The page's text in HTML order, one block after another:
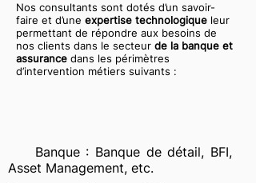
Nos consultants sont dotés d’un savoir-
faire et d’une expertise technologique leur
permettant de répondre aux besoins de
nos clients dans le secteur de la banque et
assurance dans les périmètres
d’intervention métiers suivants :
Banque : Banque de détail, BFI,
Asset Management, etc.